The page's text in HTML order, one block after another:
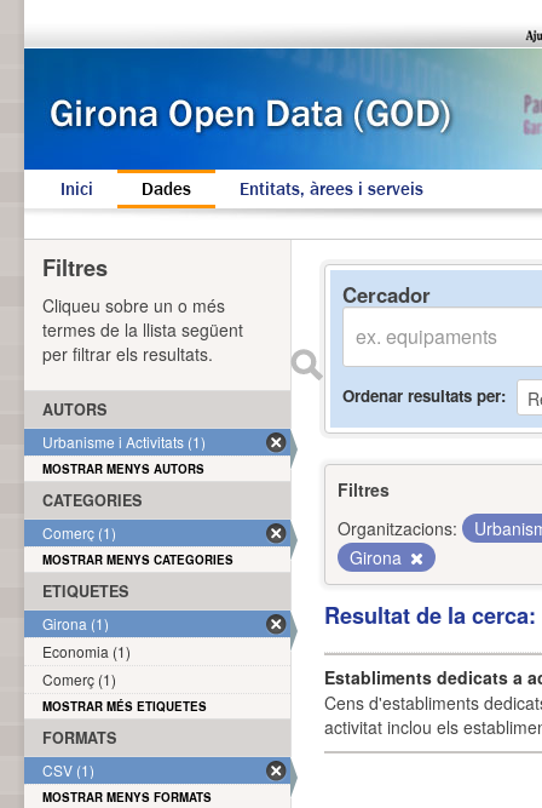
Inici Dades Entitats, àrees i serveis
Cercador
Ordenar resultats per
Filtres
Organitzacions:
Girona
Resultat de la
Establiments dedicats a
Cens d'establiments
activitat inclou els
Filtres
Cliqueu sobre un o més
termes de la llista següent
per filtrar els resultats.
AUTORS
Urbanisme i Activitats (1)
MOSTRAR MENYS AUTORS
CATEGORIES
Comerç (1)
MOSTRAR MENYS CATEGORIES
ETIQUETES
Girona (1)
Economia (1)
Comerç (1)
MOSTRAR MÉS ETIQUETES
FORMATS
CSV (1)
MOSTRAR MENYS FORMATS